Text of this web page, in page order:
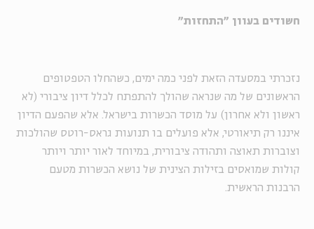
חשודים בעוון "התחזות"
נזכרתי במסעדה הזאת לפני כמה ימים, כשהחלו הטפטופים
הראשונים של מה שנראה שהולך להתפתח לכלל דיון ציבורי (לא
ראשון ולא אחרון) על מוסד הכשרות בישראל. אלא שהפעם הדיון
איננו רק תיאורטי, אלא פועלים בו תנועות גראס-רוטס שהולכות
וצוברות תאוצה ותהודה ציבורית, במיוחד לאור יותר ויותר
קולות שמואסים בזילות הצינית של נושא הכשרות מטעם
הרבנות הראשית.